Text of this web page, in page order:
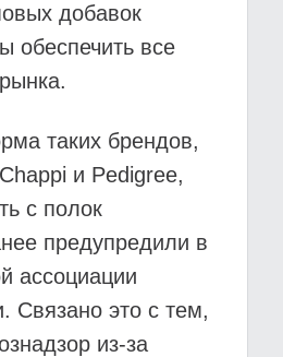
добавок
обеспечить все
таких брендов,
и Pedigree,
с полок
предупредили в
ассоциации
Связано это с тем,
из-за